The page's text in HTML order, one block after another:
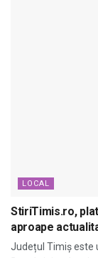
LOCAL
StiriTimis.ro,
aproape
Județul Timiș este